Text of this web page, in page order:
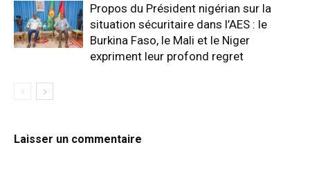
Propos du Président nigérian sur la
situation sécuritaire dans l’AES : le
Burkina Faso, le Mali et le Niger
expriment leur profond regret
Laisser un commentaire